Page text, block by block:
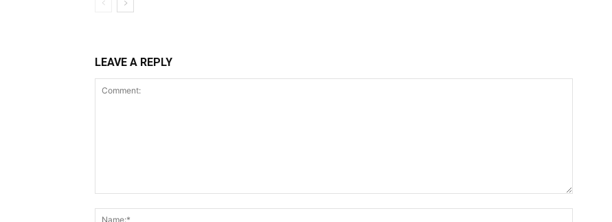
LEAVE A REPLY